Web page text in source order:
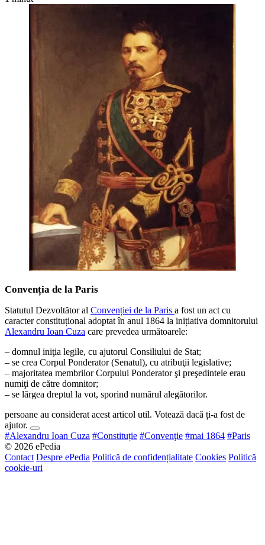
Convenția de la Paris
Statutul Dezvoltător al Convenției de la Paris a fost un act cu
caracter constituțional adoptat în anul 1864 la inițiativa domnitorului
Alexandru Ioan Cuza care prevedea următoarele:
– domnul iniţia legile, cu ajutorul Consiliului de Stat;
– se crea Corpul Ponderator (Senatul), cu atribuţii legislative;
– majoritatea membrilor Corpului Ponderator şi preşedintele erau
numiţi de către domnitor;
– se lărgea dreptul la vot, sporind numărul alegătorilor.
persoane au considerat acest articol util. Votează dacă ți-a fost de
ajutor.
#Alexandru Ioan Cuza #Constituție #Convenţie #mai 1864 #Paris
© 2026 ePedia
Contact Despre ePedia Politică de confidențialitate Cookies Politică
cookie-uri